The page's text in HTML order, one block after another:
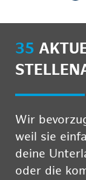
35
Wir
weil sie
deine
oder die